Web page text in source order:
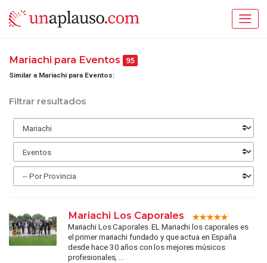
Mariachi para Eventos 95
Similar a Mariachi para Eventos:
Filtrar resultados
Mariachi Los Caporales
Mariachi Los Caporales. EL Mariachi los caporales es
el primer mariachi fundado y que actua en España
desde hace 30 años con los mejores músicos
profesionales, ...